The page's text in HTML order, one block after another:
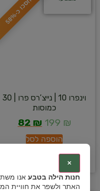
ח
ס
כ
ו
כ
-
5
8
%
וינפרו 10 | נייצ’רס פרו | 30
כמוסות
199 ₪
82 ₪
הוספה לסל
×
חנות הילה בטבע אנו
האתר ולשפר את חוויית